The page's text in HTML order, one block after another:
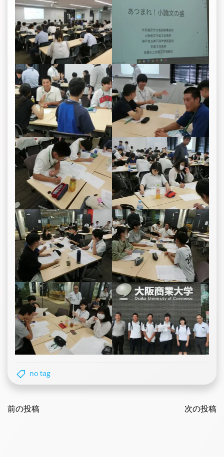
no tag
navigation
前の投稿 次の投稿